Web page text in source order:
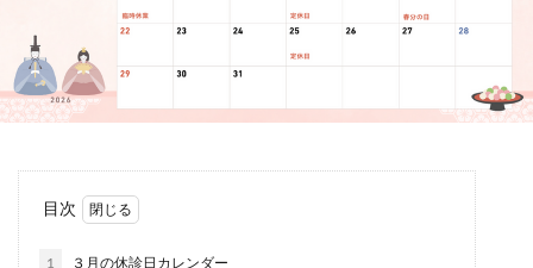
目次
1 ３月の休診日カレンダー